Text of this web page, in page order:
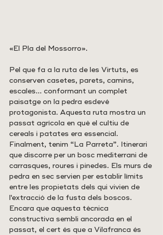
«El Pla del Mossorro».
Pel que fa a la ruta de les Virtuts, es
conserven casetes, parets, camins,
escales… conformant un complet
paisatge on la pedra esdevé
protagonista. Aquesta ruta mostra un
passat agrícola en què el cultiu de
cereals i patates era essencial.
Finalment, tenim “La Parreta”. Itinerari
que discorre per un bosc mediterrani de
carrasques, roures i pinedes. Els murs de
pedra en sec servien per establir límits
entre les propietats dels qui vivien de
l'extracció de la fusta dels boscos.
Encara que aquesta tècnica
constructiva sembli ancorada en el
passat, el cert és que a Vilafranca és